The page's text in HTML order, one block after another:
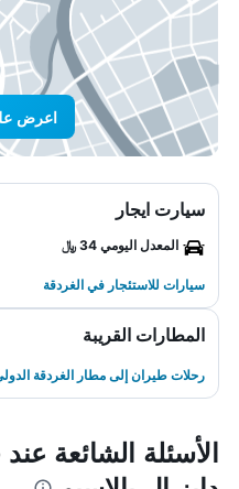
اعرض
سيارت ايجار
المعدل اليومي 34 ﷼
سيارات للاستئجار في الغردقة
المطارات القريبة
رحلات طيران إلى مطار الغردقة
الأسئلة الشائعة